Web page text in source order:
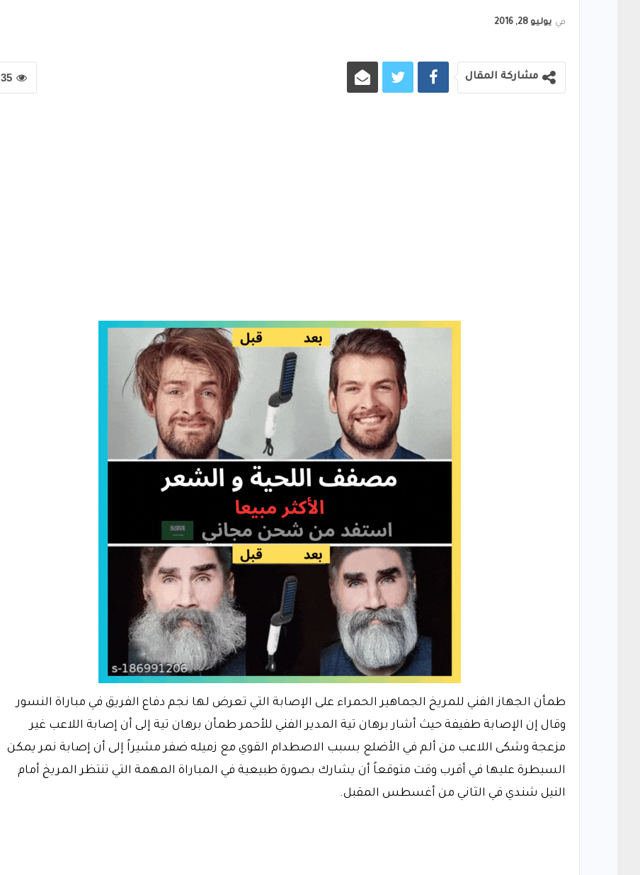
في يوليو 28, 2016
35 مشاركة المقال
طمأن الجهاز الفني للمريخ الجماهير الحمراء على الإصابة التي تعرض لها نجم دفاع الفريق في مباراة النسور
وقال إن الإصابة طفيفة حيث أشار برهان تية المدير الفني للأحمر طمأن برهان تية إلى أن إصابة اللاعب غير
مزعجة وشكى اللاعب من ألم في الأضلع بسبب الاصطدام القوي مع زميله ضفر مشيراً إلى أن إصابة نمر يمكن
السيطرة عليها في أقرب وقت متوقعاً أن يشارك بصورة طبيعية في المباراة المهمة التي تنتظر المريخ أمام
النيل شندي في الثاني من أغسطس المقبل.